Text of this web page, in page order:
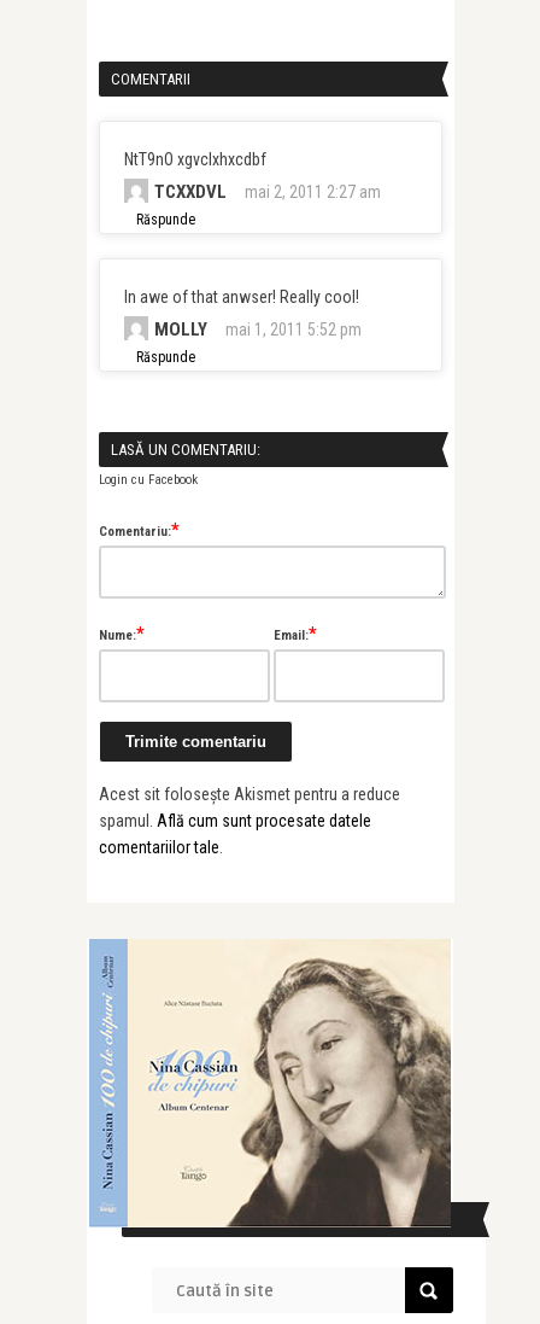
COMENTARII
NtT9nO xgvclxhxcdbf
TCXXDVL mai 2, 2011 2:27 am
Răspunde
In awe of that anwser! Really cool!
MOLLY mai 1, 2011 5:52 pm
Răspunde
LASĂ UN COMENTARIU:
Login cu Facebook
Comentariu:*
Nume:* Email:*
Acest sit folosește Akismet pentru a reduce
spamul. Află cum sunt procesate datele
comentariilor tale
CAUTĂ ÎN SITE